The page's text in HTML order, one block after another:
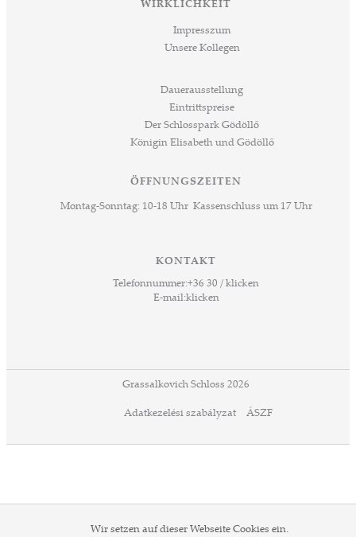
WIRKLICHKEIT
Impresszum
Unsere Kollegen
Dauerausstellung
Eintrittspreise
Der Schlosspark Gödöllő
Königin Elisabeth und Gödöllő
ÖFFNUNGSZEITEN
Montag-Sonntag: 10-18 Uhr Kassenschluss um 17 Uhr
KONTAKT
Telefonnummer:+36 30 / klicken
E-mail:klicken
Grassalkovich Schloss 2026
Adatkezelési szabályzat ÁSZF
Wir setzen auf dieser Webseite Cookies ein.